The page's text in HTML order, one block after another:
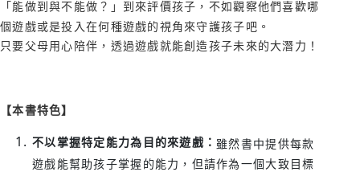
「能做到與不能做？」到來評價孩子，不如觀察他們喜歡哪
個遊戲或是投入在何種遊戲的視角來守護孩子吧。
只要父母用心陪伴，透過遊戲就能創造孩子未來的大潛力！
【本書特色】
不以掌握特定能力為目的來遊戲： 雖然書中提供每款
遊戲能幫助孩子掌握的能力，但請作為一個大致目標